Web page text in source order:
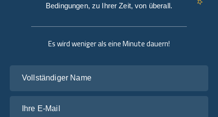
Es wird weniger als eine Minute dauern!
Bedingungen, zu Ihrer Zeit, von überall.